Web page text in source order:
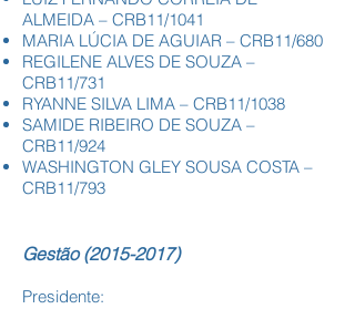
ALMEIDA – CRB11/1041
MARIA LÚCIA DE AGUIAR – CRB11/680
REGILENE ALVES DE SOUZA –
CRB11/731
RYANNE SILVA LIMA – CRB11/1038
SAMIDE RIBEIRO DE SOUZA –
CRB11/924
WASHINGTON GLEY SOUSA COSTA –
CRB11/793
Gestão(2015-2017)
Presidente: